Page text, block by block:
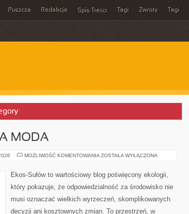
Puszcza Redakcja Spis Treści Tagi Zwroty Tagi
MODA
MOŻLIWOŚĆ KOMENTOWANIA ZRÓWNOWAŻONA
ZOSTAŁA WYŁĄCZONA
Ekos-Sułów to wartościowy blog poświęcony ekologii,
który pokazuje, że odpowiedzialność za środowisko nie
musi oznaczać wielkich wyrzeczeń, skomplikowanych
decyzji ani kosztownych zmian. To przestrzeń, w